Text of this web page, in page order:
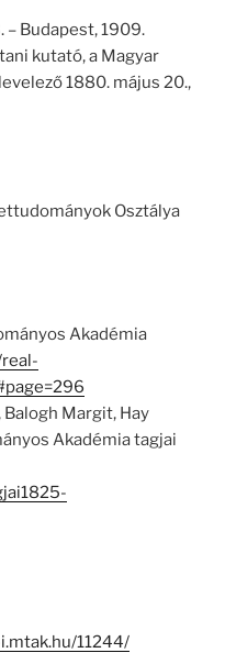
– Budapest, 1909.
kutató, a Magyar
1880. május 20.,
Osztálya
Akadémia
Margit, Hay
Akadémia tagjai
11244/